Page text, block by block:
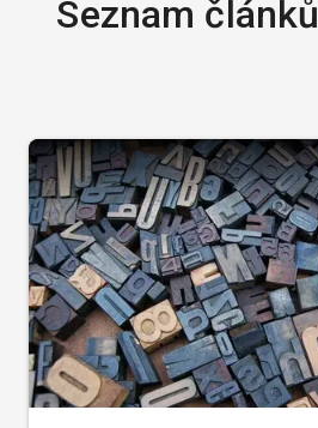
Seznam článků